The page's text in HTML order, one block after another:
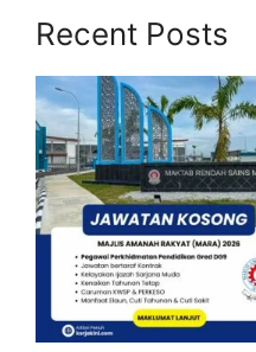
myBSN
Lumpur (DBKL)
Syarat Asas
Calon
berusia tidak
pada tarikh
Berkelayakan
pelantikan yang
Recent Posts